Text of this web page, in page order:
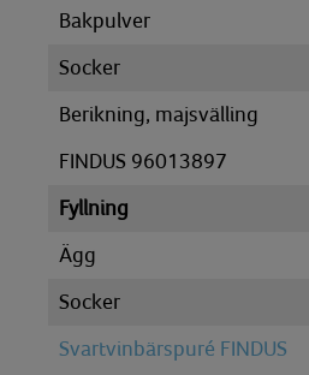
Bakpulver
Socker
Berikning, majsvälling
FINDUS 96013897
Fyllning
Ägg
Socker
Svartvinbärspuré FINDUS